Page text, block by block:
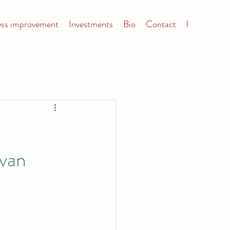
improvement Investments Bio Contact l